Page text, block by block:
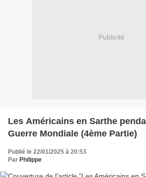
Publicité
Les Américains en Sarthe
Guerre Mondiale (4ème Partie)
Publié le 22/01/2025 à 20:53
Par Philippe